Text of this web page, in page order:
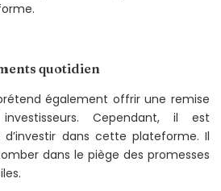
quotidien
également offrir une remise
Cependant, il est
dans cette plateforme. Il
dans le piège des promesses